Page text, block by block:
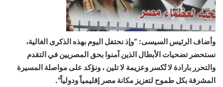
وأضاف الرئيس السيسى: “وإذ نحتفل اليوم بهذه الذكرى الغالية،
نستحضر تضحيات الأبطال الذين آمنوا بحق المصريين في التقدم
والتحرر بارادة لا تُكسر وعزيمة لا تلين ، ونؤكد على مواصلة المسيرة
المشرفة بكل طموح لتعزيز مكانة مصر إقليمياً ودولياً”.